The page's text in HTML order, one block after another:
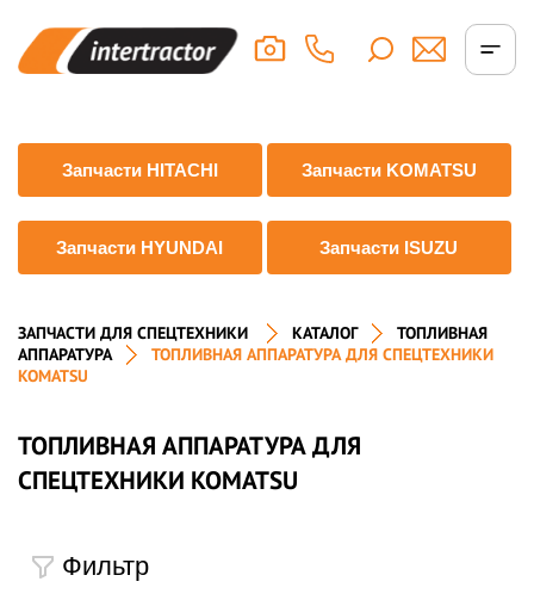
Запчасти HITACHI Запчасти KOMATSU
Запчасти HYUNDAI Запчасти ISUZU
ЗАПЧАСТИ ДЛЯ СПЕЦТЕХНИКИ КАТАЛОГ
ТОПЛИВНАЯ
АППАРАТУРА
ТОПЛИВНАЯ АППАРАТУРА ДЛЯ СПЕЦТЕХНИКИ
KOMATSU
ТОПЛИВНАЯ АППАРАТУРА ДЛЯ
СПЕЦТЕХНИКИ KOMATSU
Фильтр